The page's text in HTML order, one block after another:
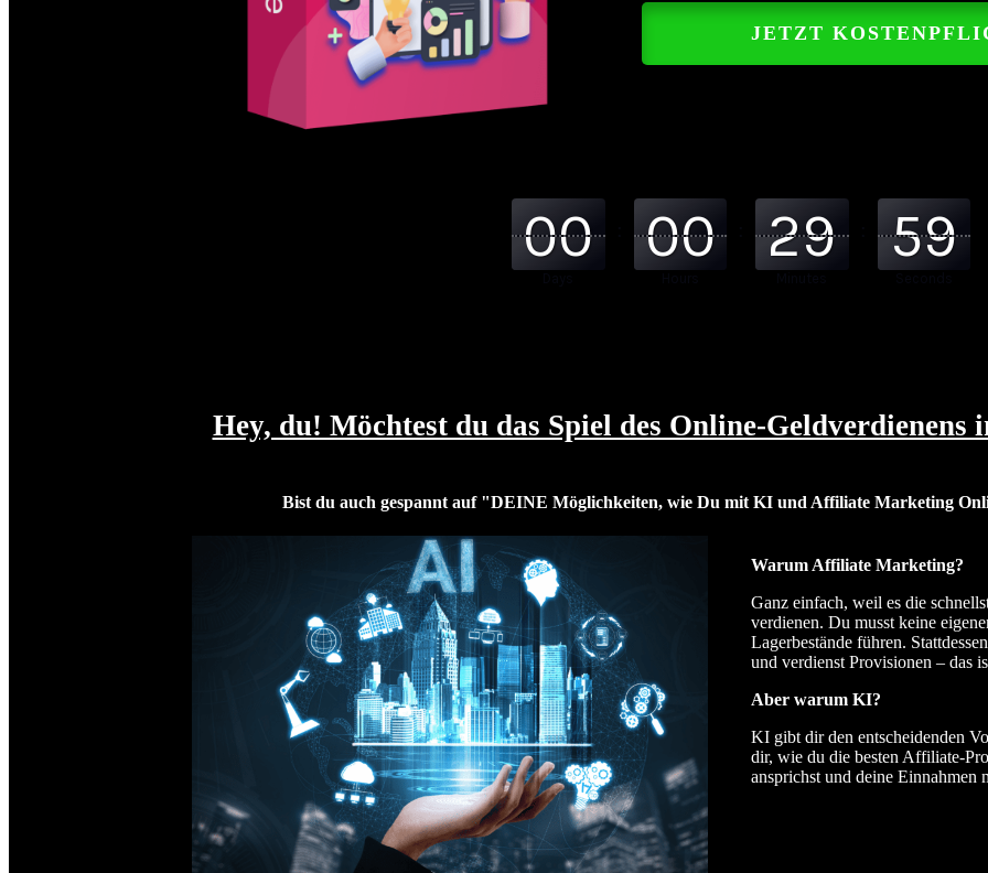
JETZT
00 00 29 59
Hey, du! Möchtest du das Spiel des Online-Geldverdienens
Bist du auch gespannt auf "DEINE Möglichkeiten, wie Du mit KI und Affiliate Marketing
Warum Affiliate Marketing?
Ganz einfach, weil es die
verdienen. Du musst keine
Lagerbestände führen.
und verdienst Provisionen – das
Aber warum KI?
KI gibt dir den entscheidenden
dir, wie du die besten Affiliate-
ansprichst und deine Einnahmen